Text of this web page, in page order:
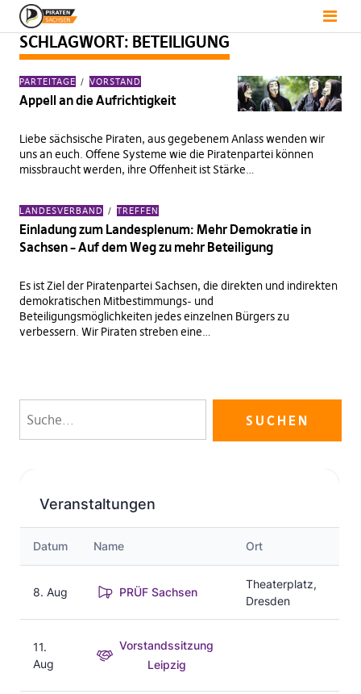
SCHLAGWORT: BETEILIGUNG
PARTEITAGE VORSTAND
Appell an die Aufrichtigkeit
Liebe sächsische Piraten, aus gegebenem Anlass wenden wir
uns an euch. Offene Systeme wie die Piratenpartei können
missbraucht werden, ihre Offenheit ist Stärke…
LANDESVERBAND TREFFEN
Einladung zum Landesplenum: Mehr Demokratie in
Sachsen – Auf dem Weg zu mehr Beteiligung
Es ist Ziel der Piratenpartei Sachsen, die direkten und indirekten
demokratischen Mitbestimmungs- und
Beteiligungsmöglichkeiten jedes einzelnen Bürgers zu
verbessern. Wir Piraten streben eine…